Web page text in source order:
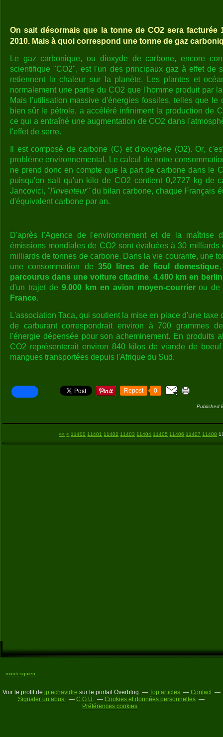
On sait désormais que la tonne de CO2 sera facturée
2010. Mais à quoi correspond une tonne de gaz
Le gaz carbonique, ou dioxyde de carbone, encore
scientifique "CO2", est l'un des principaux gaz à effet de
retiennent la chaleur sur la planète. Les plantes et
normalement une partie du CO2 que l'homme produit par
Mais l'utilisation massive d'énergies fossiles, telles que le
bien sûr le pétrole, a accéléré infiniment la production de
ce qui a entraîné une augmentation de CO2 dans
l'effet de serre.
Il est composé de carbone (C) et d'oxygène (O2). Or,
problème environnemental. Le calcul de notre
ne prend donc en compte que la part de carbone dans le
puisqu'on sait qu'un kilo de CO2 contient 0,2727 kg de
Jancovici, "l'inventeur" du bilan carbone, chaque Français
d'équivalent carbone par an.
D'après l'Agence de l'environnement et de la maîtrise
émissions mondiales de CO2 sont évaluées à 30 milliards
milliards de tonnes de carbone. Dans la vie courante, une
une consommation de 350 litres de fioul domestique
parcourus dans une voiture citadine, 4.400 km en
d'un trajet de 9.000 km en avion moyen-courrierou
France.
L'association Taca, qui soutient la mise en place d'une taxe
de carburant correspondrait environ à 700 grammes
l'énergie dépensée pour son acheminement. En produits
CO2 représenterait environ 840 kilos de viande de
mangues transportées depuis l'Afrique du Sud.
Repost 0
Published
<< < 11400 11401 11402 11403 11404 11405 11406 11407 11408
montesquieu
Voir le profil de jp echavidre sur le portail Overblog Top articles
Contact
Signaler un abus
C.G.U.
Cookies et données personnelles
Préférences cookies